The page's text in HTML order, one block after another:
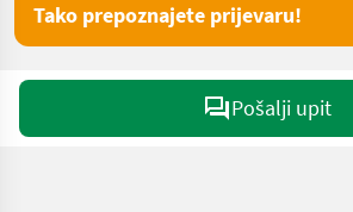
Tako prepoznajete prijevaru!
Pošalji upit